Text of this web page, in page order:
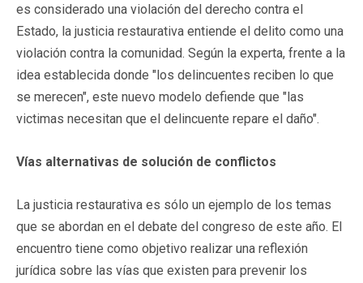
es considerado una violación del derecho contra el
Estado, la justicia restaurativa entiende el delito como una
violación contra la comunidad. Según la experta, frente a la
idea establecida donde "los delincuentes reciben lo que
se merecen", este nuevo modelo defiende que "las
victimas necesitan que el delincuente repare el daño".
Vías alternativas de solución de conflictos
La justicia restaurativa es sólo un ejemplo de los temas
que se abordan en el debate del congreso de este año. El
encuentro tiene como objetivo realizar una reflexión
jurídica sobre las vías que existen para prevenir los